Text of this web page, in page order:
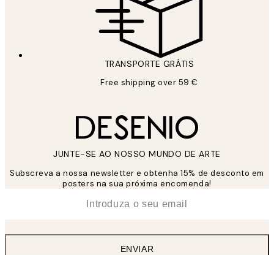
TRANSPORTE GRÁTIS
Free shipping over 59 €
JUNTE-SE AO NOSSO MUNDO DE ARTE
Subscreva a nossa newsletter e obtenha 15% de desconto em
posters na sua próxima encomenda!
ENVIAR